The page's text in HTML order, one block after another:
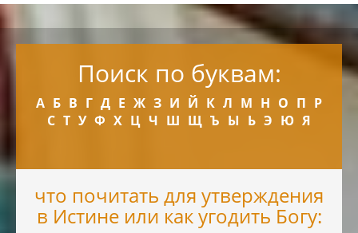
Поиск по буквам:
А Б В Г Д Е Ж З И Й К Л М Н О П Р
С Т У Ф Х Ц Ч Ш Щ Ъ Ы Ь Э Ю Я
что почитать для утверждения
в Истине или как угодить Богу: